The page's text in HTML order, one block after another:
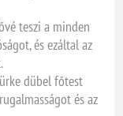
teszi a minden
és ezáltal az
dübel főtest
és az